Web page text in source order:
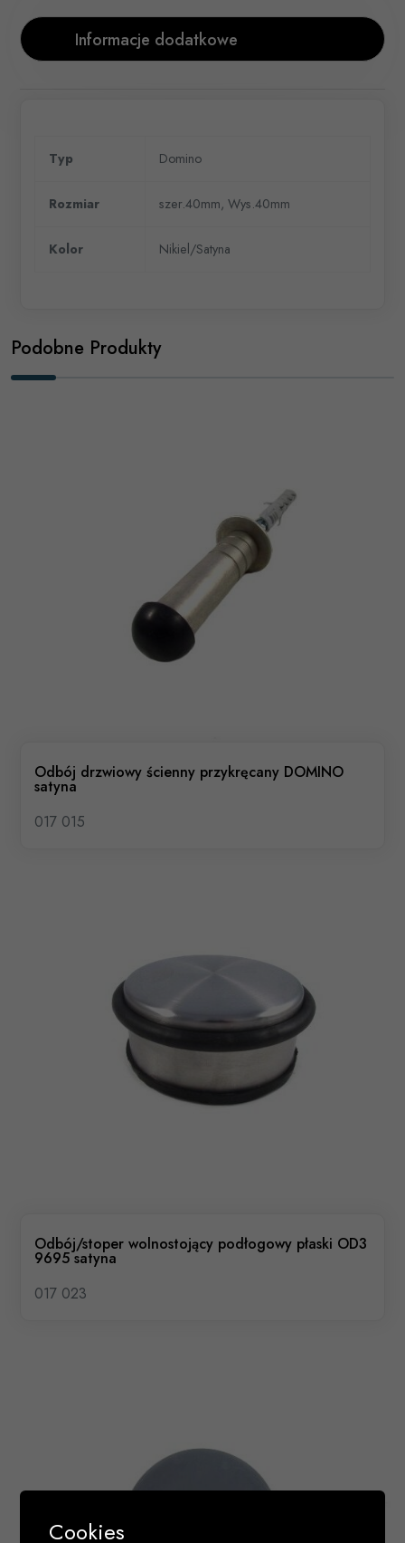
Informacje dodatkowe
Typ Domino
Rozmiar szer.40mm, Wys.40mm
Kolor Nikiel/Satyna
Podobne Produkty
Odbój drzwiowy ścienny przykręcany DOMINO
satyna
017 015
Odbój/stoper wolnostojący podłogowy płaski OD3
9695 satyna
017 023
Cookies